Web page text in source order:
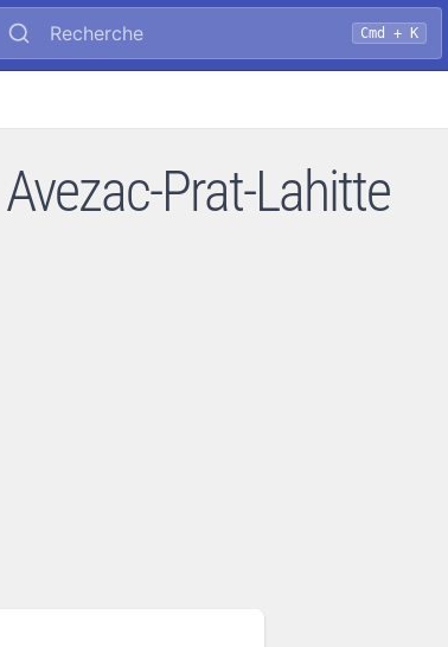
Recherche Cmd + K
Prat-Lahitte